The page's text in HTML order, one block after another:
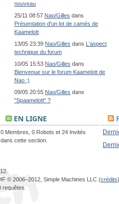
nouveau
25/11 08:57 Nao/Gilles dans
Présentation d'un lot de camés de
Kaamelott
13/05 23:39 Nao/Gilles dans L'aspect
technique du forum
10/05 15:53 Nao/Gilles dans
Bienvenue sur le forum Kaamelott de
Nao ;)
09/05 20:55 Nao/Gilles dans
"Spaamelott" ?
EN LIGNE
0 Membres, 0 Robots et 24 Invités
dans cette section.
© 2006–2012, Simple Machines LLC (crédits)